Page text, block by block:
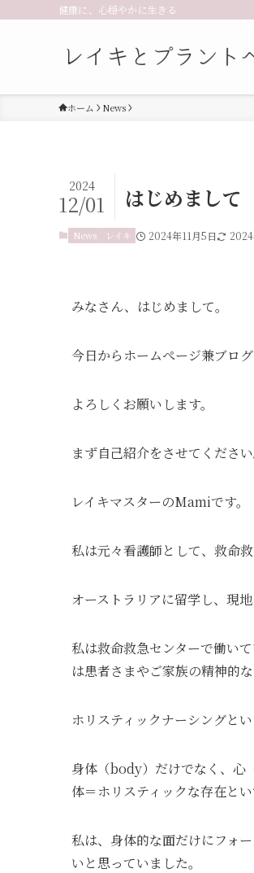
健康に、心穏やかに生きる
ホーム News
はじめまして
2024
12/01
News レイキ 2024年11月5日
みなさん、はじめまして。
今日からホームぺージ兼ブログ
よろしくお願いします。
まず自己紹介をさせてください
レイキマスターのMamiです。
私は元々看護師として、救命
オーストラリアに留学し、現
私は救命救急センターで働い
は患者さまやご家族の精神的
ホリスティックナーシングとい
身体（body）だけでなく、心
体＝ホリスティックな存在と
私は、身体的な面だけにフォ
いと思っていました。